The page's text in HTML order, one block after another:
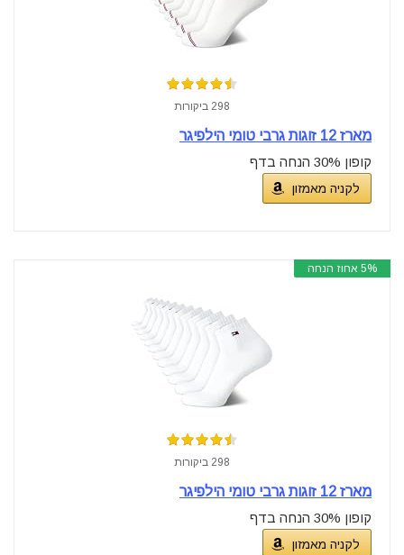
298 ביקורות
מארז 12 זוגות גרבי טומי הילפיגר
קופון 30% הנחה בדף
לקניה מאמזון
5% אחוז הנחה
298 ביקורות
מארז 12 זוגות גרבי טומי הילפיגר
קופון 30% הנחה בדף
לקניה מאמזון